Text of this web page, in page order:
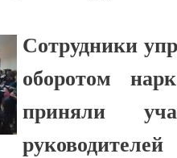
Сотрудники
оборотом
приняли